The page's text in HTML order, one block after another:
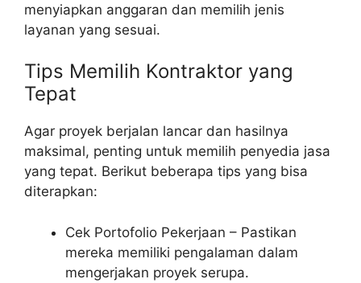
menyiapkan anggaran dan memilih jenis
layanan yang sesuai.
Tips Memilih Kontraktor yang
Tepat
Agar proyek berjalan lancar dan hasilnya
maksimal, penting untuk memilih penyedia jasa
yang tepat. Berikut beberapa tips yang bisa
diterapkan:
Cek Portofolio Pekerjaan – Pastikan
mereka memiliki pengalaman dalam
mengerjakan proyek serupa.